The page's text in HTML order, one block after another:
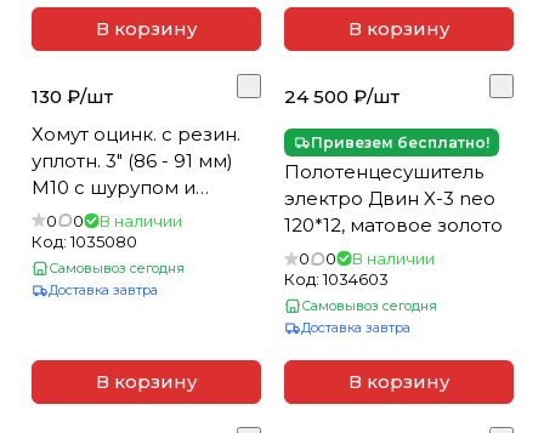
е
к
В корзину В корзину
130 ₽/шт
Хомут оцинк. с резин.
уплотн. 3" (86 - 91 мм)
М10 с шурупом и
дюбелем, MP-
европодвес
0 0
В наличии
Код:1035080
Самовывоз сегодня
Доставка завтра
В корзину
24 500 ₽/шт
Привезем бесплатно!
Полотенцесушитель
электро Двин X-3 neo
120*12, матовое золото
0 0
В наличии
Код:1034603
Самовывоз сегодня
Доставка завтра
В корзину